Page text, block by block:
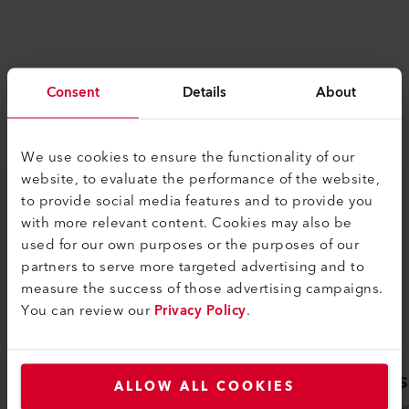
Consent Details About
We use cookies to ensure the functionality of our
website, to evaluate the performance of the website,
to provide social media features and to provide you
with more relevant content. Cookies may also be
used for our own purposes or the purposes of our
partners to serve more targeted advertising and to
measure the success of those advertising campaigns.
You can review ourPrivacy Policy.
ALLOW ALL COOKIES
PRODUCTOS SIMILARES
Lo mejor o nada
COMET 700